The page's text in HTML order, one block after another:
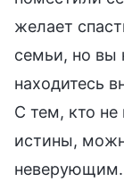
желает
семьи, но вы
находитесь
С тем, кто
истины,